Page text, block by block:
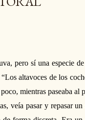
pero sí una especie
altavoces de los
poco, mientras paseaba al
veía pasar y repasar